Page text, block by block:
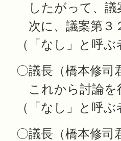
したがって、議
次に、議案第３
（「なし」と呼
〇議長（橋本修
これから討論を
（「なし」と呼
〇議長（橋本修